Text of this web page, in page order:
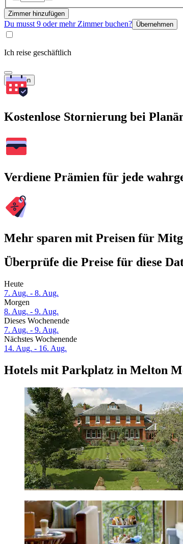
Zimmer hinzufügen
Du musst 9 oder mehr Zimmer buchen? Übernehmen
Ich reise geschäftlich
Suchen
Kostenlose Stornierung bei
Verdiene Prämien für jede
Mehr sparen mit Preisen für
Überprüfe die Preise für diese
Heute
7. Aug. - 8. Aug.
Morgen
8. Aug. - 9. Aug.
Dieses Wochenende
7. Aug. - 9. Aug.
Nächstes Wochenende
14. Aug. - 16. Aug.
Hotels mit Parkplatz in Melton